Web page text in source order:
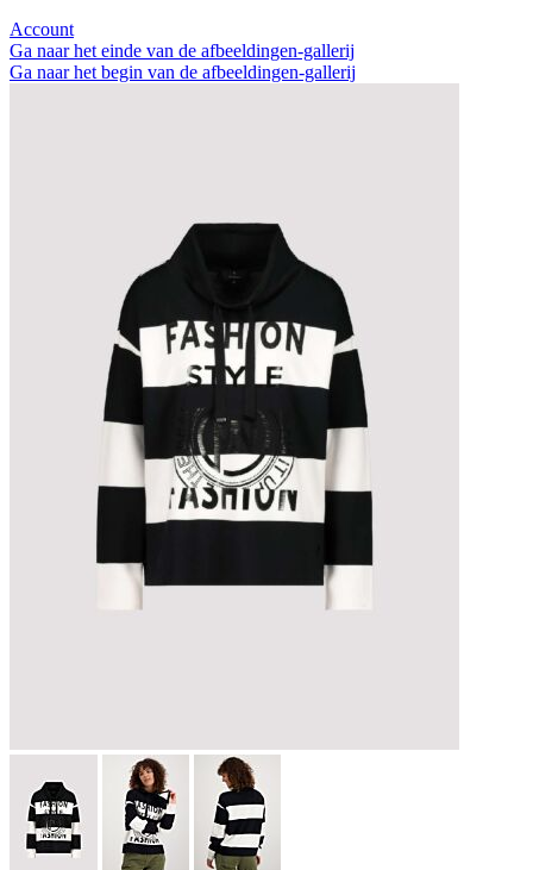
Account
Ga naar het einde van de afbeeldingen-gallerij
Ga naar het begin van de afbeeldingen-gallerij